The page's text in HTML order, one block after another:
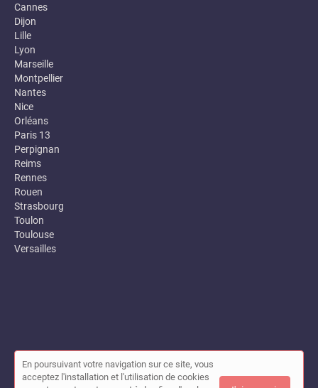
Cannes
Dijon
Lille
Lyon
Marseille
Montpellier
Nantes
Nice
Orléans
Paris 13
Perpignan
Reims
Rennes
Rouen
Strasbourg
Toulon
Toulouse
Versailles
© Annuaire des entreprises locales (Garance) 2026 |
Mon compte|Contact
En poursuivant votre navigation sur ce site, vous
acceptez l'installation et l'utilisation de cookies